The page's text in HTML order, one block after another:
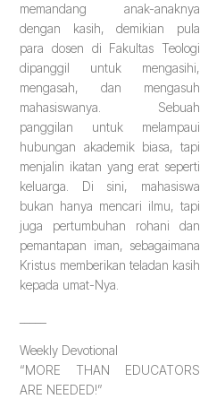
memandang anak-anaknya
dengan kasih, demikian pula
para dosen di Fakultas Teologi
dipanggil untuk mengasihi,
mengasah, dan mengasuh
mahasiswanya. Sebuah
panggilan untuk melampaui
hubungan akademik biasa, tapi
menjalin ikatan yang erat seperti
keluarga. Di sini, mahasiswa
bukan hanya mencari ilmu, tapi
juga pertumbuhan rohani dan
pemantapan iman, sebagaimana
Kristus memberikan teladan kasih
kepada umat-Nya.
Weekly Devotional
“MORE THAN EDUCATORS
ARE NEEDED!”